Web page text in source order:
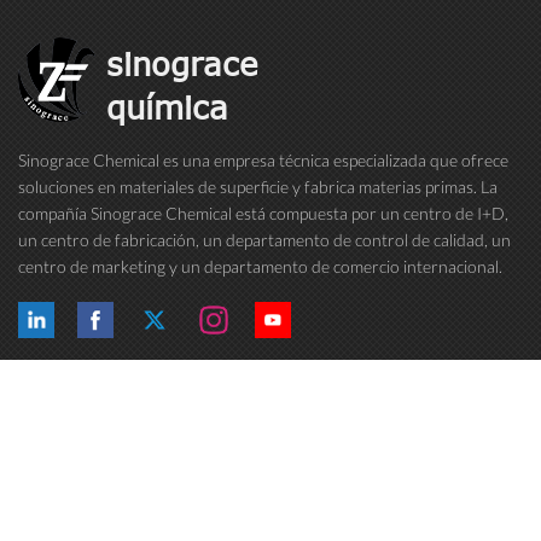
sinograce
química
Sinograce Chemical es una empresa técnica especializada que ofrece
soluciones en materiales de superficie y fabrica materias primas. La
compañía Sinograce Chemical está compuesta por un centro de I+D,
un centro de fabricación, un departamento de control de calidad, un
centro de marketing y un departamento de comercio internacional.